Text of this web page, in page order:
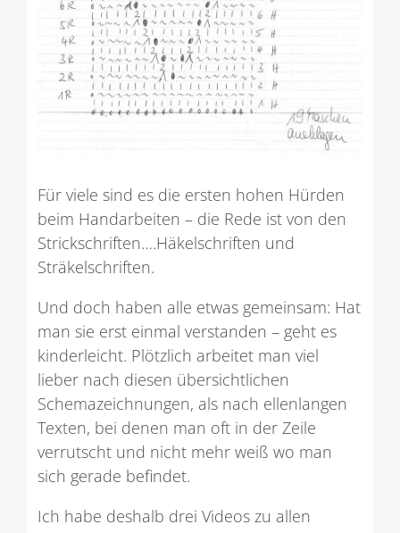
Für viele sind es die ersten hohen Hürden
beim Handarbeiten – die Rede ist von den
Strickschriften….Häkelschriften und
Sträkelschriften.
Und doch haben alle etwas gemeinsam: Hat
man sie erst einmal verstanden – geht es
kinderleicht. Plötzlich arbeitet man viel
lieber nach diesen übersichtlichen
Schemazeichnungen, als nach ellenlangen
Texten, bei denen man oft in der Zeile
verrutscht und nicht mehr weiß wo man
sich gerade befindet.
Ich habe deshalb drei Videos zu allen